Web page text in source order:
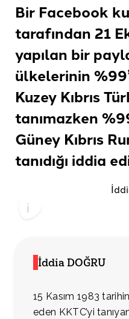
Bir Facebook
tarafından 21
yapılan bir
ülkelerinin
Kuzey Kıbrıs
tanımazken
Güney Kıbrıs
tanıdığı iddia
İddia DOĞRU
15 Kasım 1983
eden KKTC’yi